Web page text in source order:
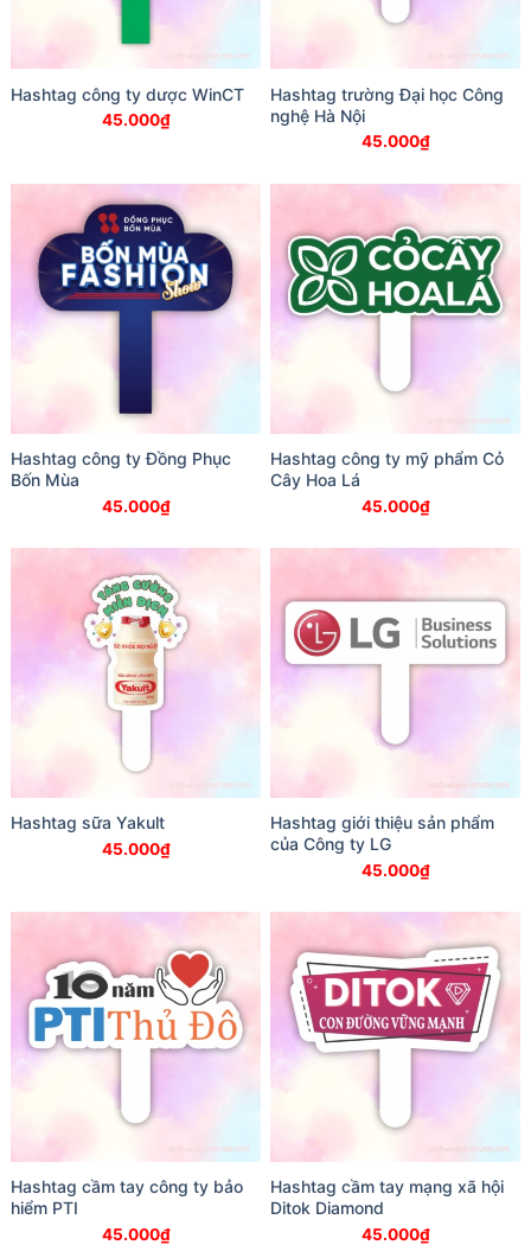
Hashtag công ty dược WinCT
45.000₫
Hashtag trường Đại học Công
nghệ Hà Nội
45.000₫
Hashtag công ty Đồng Phục
Bốn Mùa
45.000₫
Hashtag công ty mỹ phẩm Cỏ
Cây Hoa Lá
45.000₫
Hashtag sữa Yakult
45.000₫
Hashtag giới thiệu sản phẩm
của Công ty LG
45.000₫
Hashtag cầm tay công ty bảo
hiểm PTI
45.000₫
Hashtag cầm tay mạng xã hội
Ditok Diamond
45.000₫